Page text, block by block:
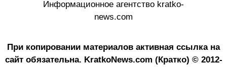
Информационное агентство kratko-
news.com
При копировании материалов активная ссылка на
сайт обязательна. KratkoNews.com (Кратко) © 2012-